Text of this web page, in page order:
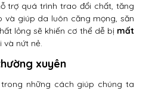
trợ quá trình trao đổi chất, tăng
và giúp da luôn căng mọng, săn
lỏng sẽ khiến cơ thể dễ bị mất
và nứt nẻ.
xuyên
những cách giúp chúng ta